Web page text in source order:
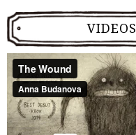
VIDEOS